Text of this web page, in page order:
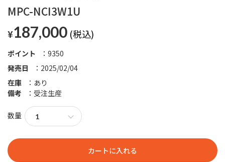
MPC-NCI3W1U
¥187,000
発売日 2025/02/04
ポイント 9350
在庫
あり
備考
受注生産
数量